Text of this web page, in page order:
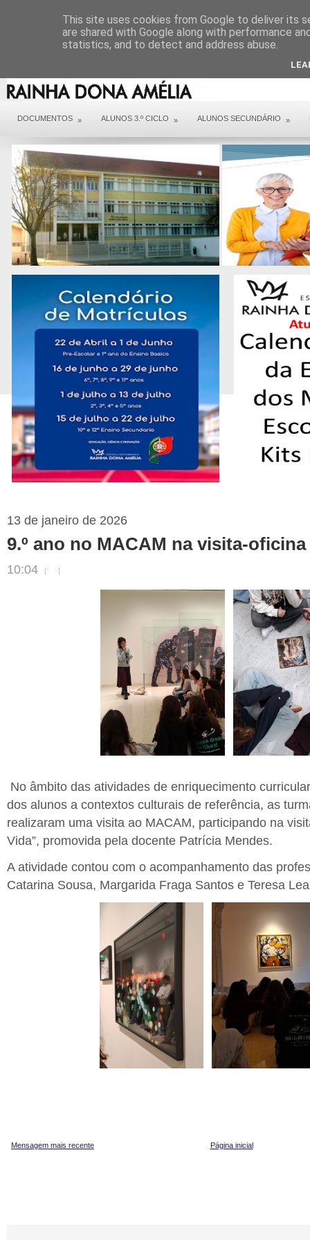
DOCUMENTOS » ALUNOS 3.º CICLO » ALUNOS SECUNDÁRIO »
13 de janeiro de 2026
9.º ano no MACAM na visita-oficina
10:04
No âmbito das atividades de enriquecimento
dos alunos a contextos culturais de referência, as
realizaram uma visita ao MACAM, participando na
Vida”, promovida pela docente Patrícia Mendes.
A atividade contou com o acompanhamento das
Catarina Sousa, Margarida Fraga Santos e Teresa
Mensagem mais recente Página inicial
This site uses cookies from Google to deliver its
are shared with Google along with performance
statistics, and to detect and address abuse.